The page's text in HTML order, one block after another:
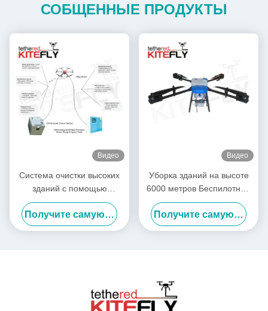
СОБЩЕННЫЕ ПРОДУКТЫ
Видео
Система очистки высоких
зданий с помощью
беспилотных летательных
аппаратов
Получите самую лучшую цену
Видео
Уборка зданий на высоте
6000 метров Беспилотные
летательные аппараты
Мощная стирка
беспилотные летательные
Получите самую лучшую цену